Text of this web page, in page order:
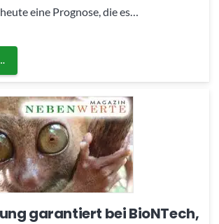
eine Prognose, die es…
garantiert bei BioNTech,